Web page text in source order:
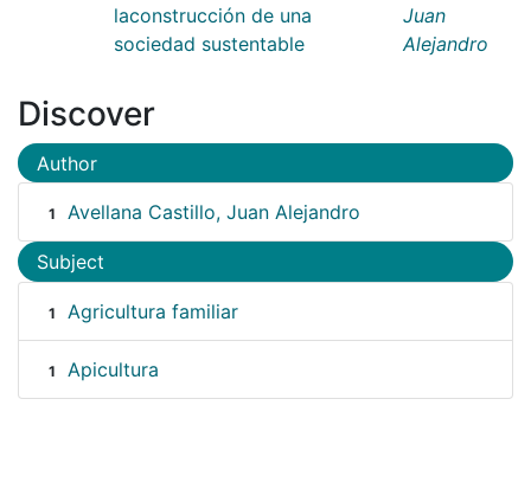
laconstrucción de una
sociedad sustentable
Juan
Alejandro
Discover
Author
1 Avellana Castillo, Juan Alejandro
Subject
1 Agricultura familiar
1 Apicultura